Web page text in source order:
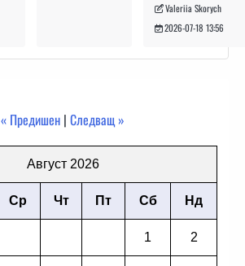
Valeriia Skorych
2026-07-18 13:56
« Предишен | Следващ »
Август 2026
Ср Чт Пт Сб Нд
1 2